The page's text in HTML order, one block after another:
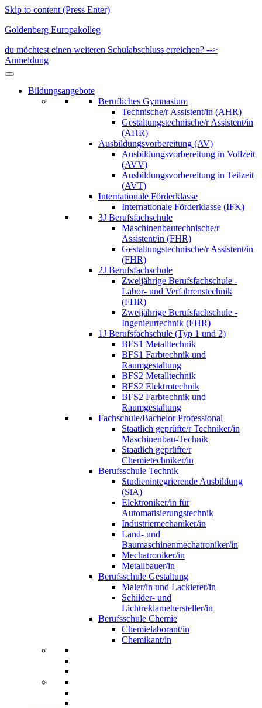
Skip to content (Press Enter)
Goldenberg Europakolleg
du möchtest einen weiteren Schulabschluss erreichen? -->
Anmeldung
Bildungsangebote
Berufliches Gymnasium
Technische/r Assistent/in (AHR)
Gestaltungstechnische/r Assistent/in
(AHR)
Ausbildungsvorbereitung (AV)
Ausbildungsvorbereitung in Vollzeit
(AVV)
Ausbildungsvorbereitung in Teilzeit
(AVT)
Internationale Förderklasse
Internationale Förderklasse (IFK)
3J Berufsfachschule
Maschinenbautechnische/r
Assistent/in (FHR)
Gestaltungstechnische/r Assistent/in
(FHR)
2J Berufsfachschule
Zweijährige Berufsfachschule -
Labor- und Verfahrenstechnik
(FHR)
Zweijährige Berufsfachschule -
Ingenieurtechnik (FHR)
1J Berufsfachschule (Typ 1 und 2)
BFS1 Metalltechnik
BFS1 Farbtechnik und
Raumgestaltung
BFS2 Metalltechnik
BFS2 Elektrotechnik
BFS2 Farbtechnik und
Raumgestaltung
Fachschule/Bachelor Professional
Staatlich geprüfte/r Techniker/in
Maschinenbau-Technik
Staatlich geprüfte/r
Chemietechniker/in
Berufsschule Technik
Studienintegrierende Ausbildung
(SiA)
Elektroniker/in für
Automatisierungstechnik
Industriemechaniker/in
Land- und
Baumaschinenmechatroniker/in
Mechatroniker/in
Metallbauer/in
Berufsschule Gestaltung
Maler/in und Lackierer/in
Schilder- und
Lichtreklamehersteller/in
Berufsschule Chemie
Chemielaborant/in
Chemikant/in